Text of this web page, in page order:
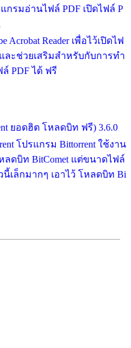
แกรมอ่านไฟล์ PDF เปิดไฟล์ P
Reader เพื่อไว้เปิดไฟ
และช่วยเสริมสำหรับกับการทำ
PDF ได้ ฟรี
ยอดฮิต โหลดบิท ฟรี) 3.6.0
โปรแกรม Bittorrent ใช้งาน
ดบิท BitComet แต่ขนาดไฟล์
นี้เล็กมากๆ เอาไว้ โหลดบิท Bi